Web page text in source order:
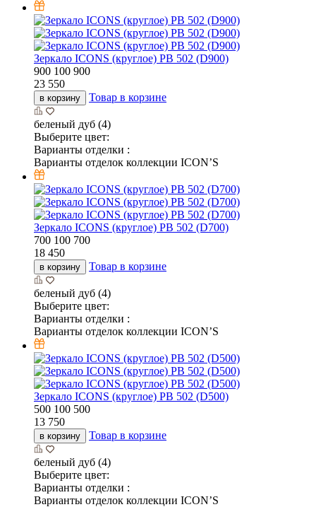
Зеркало ICONS (круглое) РВ 502 (D900)
900 100 900
23 550
в корзину Товар в корзине
беленый дуб (4)
Выберите цвет:
Варианты отделки :
Варианты отделок коллекции ICON’S
Зеркало ICONS (круглое) РВ 502 (D700)
700 100 700
18 450
в корзину Товар в корзине
беленый дуб (4)
Выберите цвет:
Варианты отделки :
Варианты отделок коллекции ICON’S
Зеркало ICONS (круглое) РВ 502 (D500)
500 100 500
13 750
в корзину Товар в корзине
беленый дуб (4)
Выберите цвет:
Варианты отделки :
Варианты отделок коллекции ICON’S